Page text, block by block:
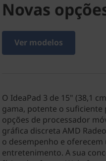
Novas
Ver modelos
O IdeaPad 3 de 15" (38,1
gama, potente o suficiente
opções de processador
gráfica discreta AMD
o desempenho e
entretenimento. A sua